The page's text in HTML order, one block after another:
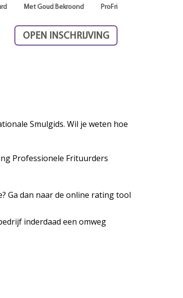
Met Goud Bekroond ProFri
OPEN INSCHRIJVING
Smulgids. Wil je weten hoe
Professionele Frituurders
Ga dan naar de online rating tool
inderdaad een omweg